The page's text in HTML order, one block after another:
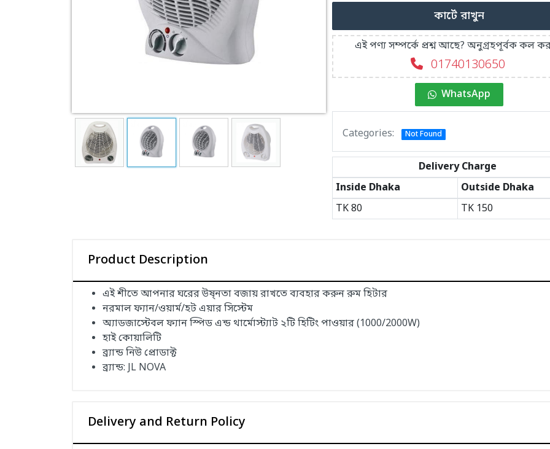
ইলেকট্রনিক্স পণ্য
View All Categories
কার্টে রাখুন
এই পণ্য সম্পর্কে প্রশ্ন আছে? অনুগ্রহপূর্বক কল
01740130650
WhatsApp
Categories: Not Found
Delivery Charge
Inside Dhaka
Outside Dhaka
TK80 TK 150
Product Description
এই শীতে আপনার ঘরের উষ্নতা বজায় রাখতে ব্যবহার করুন রুম হিটার
নরমাল ফ্যান/ওয়ার্ম/হট এয়ার সিস্টেম
অ্যাডজাস্টেবল ফ্যান স্পিড এন্ড থার্মোস্ট্যাট ২টি হিটিং পাওয়ার (1000/2000W)
হাই কোয়ালিটি
ব্র্যান্ড নিউ প্রোডাক্ট
ব্র্যান্ড: JL NOVA
Delivery and Return Policy